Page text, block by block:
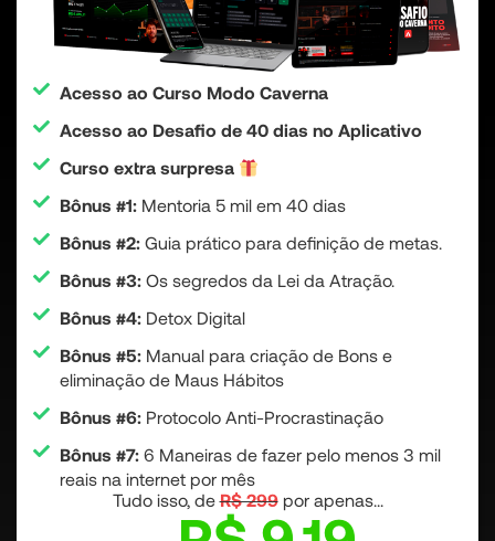
Acesso ao Curso Modo Caverna
Acesso ao Desafio de 40 dias no Aplicativo
Curso extra surpresa
Bônus #1:Mentoria 5 mil em 40 dias
Bônus #2: Guia prático para definição de metas.
Bônus #3:Os segredos da Lei da Atração.
Bônus #4:Detox Digital
Bônus #5: Manual para criação de Bons e
eliminação de Maus Hábitos
Bônus #6:Protocolo Anti-Procrastinação
Bônus #7: 6 Maneiras de fazer pelo menos 3 mil
reais na internet por mês
Tudo isso, deR$ 299por apenas...